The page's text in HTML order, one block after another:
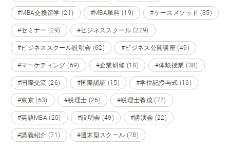
#MBA交換留学 (21) #MBA単科 (19) #ケースメソッド (35)
#セミナー (29) #ビジネススクール (229)
#ビジネススクール説明会 (62) #ビジネス公開講座 (49)
#マーケティング (69) #企業研修 (18) #体験授業 (38)
#国際交流 (26) #国際認証 (15) #学位記授与式 (16)
#東京 (63) #税理士 (26) #税理士養成 (72)
#英語MBA (20) #説明会 (49) #講演会 (22)
#講義紹介 (71) #週末型スクール (78)